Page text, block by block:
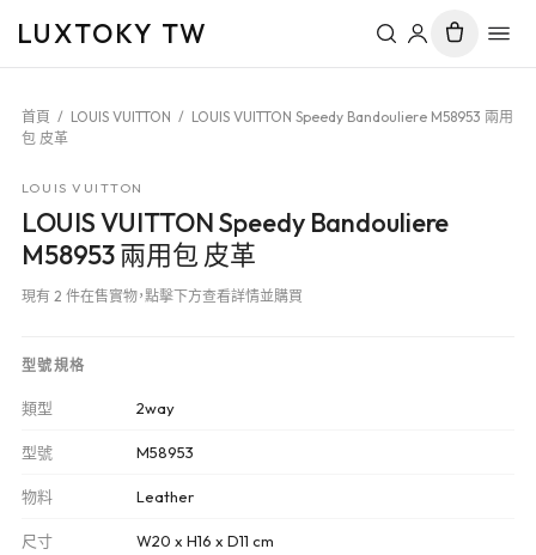
LUXTOKY TW
首頁 / LOUIS VUITTON / LOUIS VUITTON Speedy Bandouliere M58953 兩用
包 皮革
LOUIS VUITTON
LOUIS VUITTON Speedy Bandouliere
M58953 兩用包 皮革
現有 2 件在售實物，點擊下方查看詳情並購買
型號規格
類型 2way
型號 M58953
物料 Leather
尺寸 W20 x H16 x D11 cm